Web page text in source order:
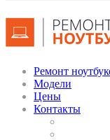
Ремонт
Модели
Цены
Контакты